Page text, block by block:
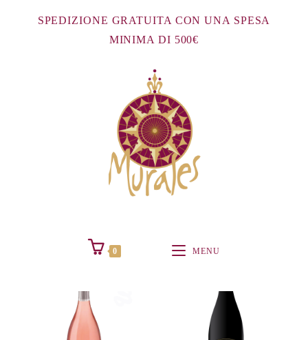
SPEDIZIONE GRATUITA CON UNA SPESA
MINIMA DI 500€
0 MENU